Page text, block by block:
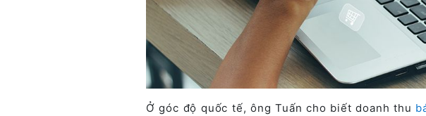
Ở góc độ quốc tế, ông Tuấn cho biết doanh thu